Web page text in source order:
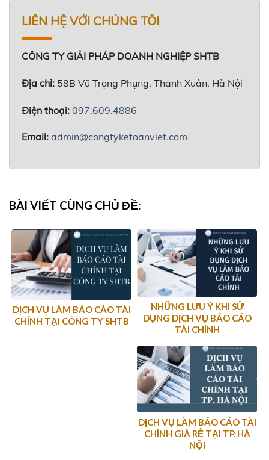
LIÊN HỆ VỚI CHÚNG TÔI
CÔNG TY GIẢI PHÁP DOANH NGHIỆP SHTB
Địa chỉ: 58B Vũ Trọng Phụng, Thanh Xuân, Hà Nội
Điện thoại: 097.609.4886
Email: admin@congtyketoanviet.com
BÀI VIẾT CÙNG CHỦ ĐỀ:
DỊCH VỤ LÀM BÁO CÁO TÀI
CHÍNH TẠI CÔNG TY SHTB
NHỮNG LƯU Ý KHI SỬ
DỤNG DỊCH VỤ BÁO CÁO
TÀI CHÍNH
DỊCH VỤ LÀM BÁO CÁO TÀI
CHÍNH GIÁ RẺ TẠI TP. HÀ
NỘI